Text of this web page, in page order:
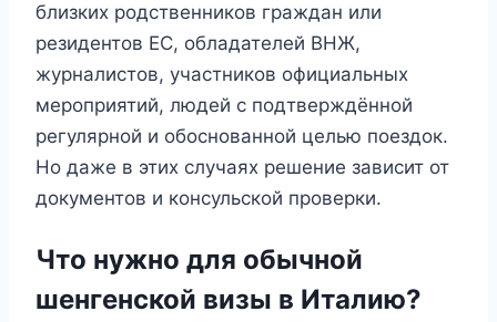
близких родственников граждан или
резидентов ЕС, обладателей ВНЖ,
журналистов, участников официальных
мероприятий, людей с подтверждённой
регулярной и обоснованной целью поездок.
Но даже в этих случаях решение зависит от
документов и консульской проверки.
Что нужно для обычной
шенгенской визы в Италию?